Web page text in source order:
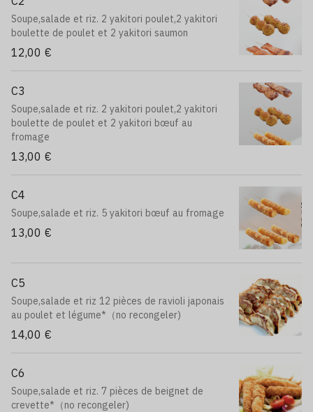
Soupe,salade et riz. 2 yakitori poulet,2 yakitori
boulette de poulet et 2 yakitori saumon
12,00 €
C3
Soupe,salade et riz. 2 yakitori poulet,2 yakitori
boulette de poulet et 2 yakitori bœuf au
fromage
13,00 €
C4
Soupe,salade et riz. 5 yakitori bœuf au fromage
13,00 €
C5
Soupe,salade et riz 12 pièces de ravioli japonais
au poulet et légume*（no recongeler)
14,00 €
C6
Soupe,salade et riz. 7 pièces de beignet de
crevette*（no recongeler)